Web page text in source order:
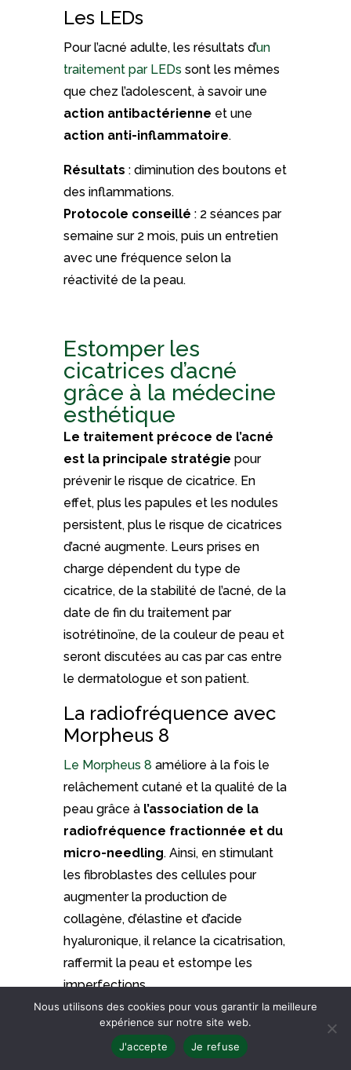
Les LEDs
Pour l’acné adulte, les résultats d’un
traitement par LEDs sont les mêmes
que chez l’adolescent, à savoir une
action antibactérienne et une
action anti-inflammatoire.
Résultats : diminution des boutons et
des inflammations.
Protocole conseillé : 2 séances par
semaine sur 2 mois, puis un entretien
avec une fréquence selon la
réactivité de la peau.
Estomper les
cicatrices d’acné
grâce à la médecine
esthétique
Le traitement précoce de l’acné
est la principale stratégie pour
prévenir le risque de cicatrice. En
effet, plus les papules et les nodules
persistent, plus le risque de cicatrices
d’acné augmente. Leurs prises en
charge dépendent du type de
cicatrice, de la stabilité de l’acné, de la
date de fin du traitement par
isotrétinoïne, de la couleur de peau et
seront discutées au cas par cas entre
le dermatologue et son patient.
La radiofréquence avec
Morpheus 8
Le Morpheus 8 améliore à la fois le
relâchement cutané et la qualité de la
peau grâce à l’association de la
radiofréquence fractionnée et du
micro-needling. Ainsi, en stimulant
les fibroblastes des cellules pour
augmenter la production de
collagène, d’élastine et d’acide
hyaluronique, il relance la cicatrisation,
raffermit la peau et estompe les
imperfections.
Résultat: atténuation des cicatrices
acnéiques, amélioration de la densité
Nous utilisons des cookies pour vous garantir la meilleure
expérience sur notre site web.
J'accepte
Je refuse